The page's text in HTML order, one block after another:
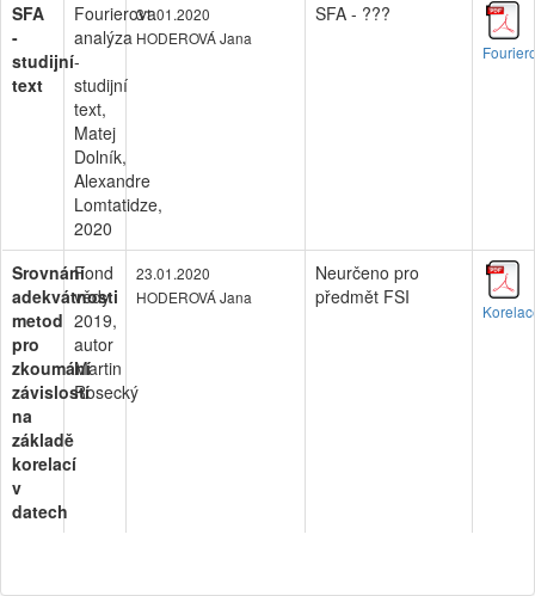
SFA
-
studijní
text
Fourierova
analýza
-
studijní
text,
Matej
Dolník,
Alexandre
Lomtatidze,
2020
31.01.2020
HODEROVÁ Jana
SFA - ???
Srovnání
adekvátnosti
metod
pro
zkoumání
závislostí
na
základě
korelací
v
datech
Fond
vědy
2019,
autor
Martin
Rosecký
23.01.2020
HODEROVÁ Jana
Neurčeno pro
předmět FSI